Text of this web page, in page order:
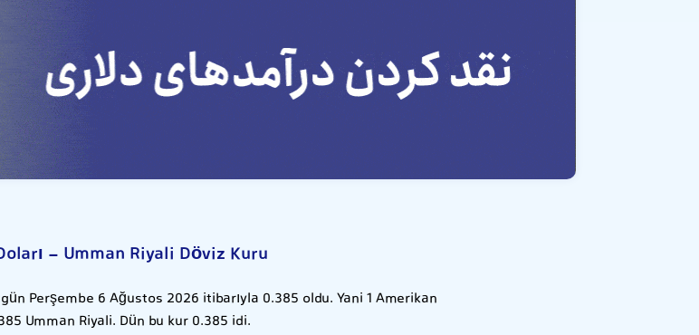
- Umman Riyali Döviz Kuru
Perşembe 6 Ağustos 2026 itibarıyla 0.385 oldu. Yani 1 Amerikan
Umman Riyali. Dün bu kur 0.385 idi.